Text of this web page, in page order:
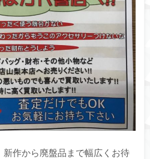
作から廃盤品まで幅広くお待